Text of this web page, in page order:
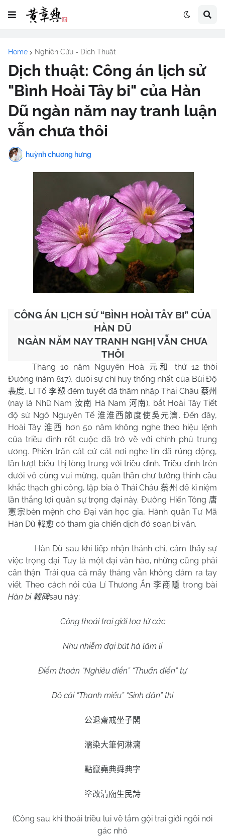
Home Nghiên Cứu - Dịch Thuật
Dịch thuật: Công án lịch sử
"Bình Hoài Tây bi" của Hàn
Dũ ngàn năm nay tranh luận
vẫn chưa thôi
huỳnh chương hưng
CÔNG ÁN LỊCH SỬ “BÌNH HOÀI TÂY BI” CỦA
HÀN DŨ
NGÀN NĂM NAY TRANH NGHỊ VẪN CHƯA
THÔI
Tháng 10 năm Nguyên Hoà 元和
thứ 12 thời
Đường (năm 817), dưới sự chỉ huy thống nhất của Bùi Độ
裴度, Lí Tố李愬 đêm tuyết đã thâm nhập Thái Châu 蔡州
(nay là Nhữ Nam 汝南 Hà Nam 河南), bắt Hoài Tây Tiết
độ sứ Ngô Nguyên Tế 淮淮西節度使吳元濟 . Đến đây,
Hoài Tây淮西 hơn 50 năm không nghe theo hiệu lệnh
của triều đình rốt cuộc đã trở về với chính phủ trung
ương. Phiên trấn cát cứ cát nơi nghe tin đã rúng động,
lần lượt biểu thị lòng trung với triều đình. Triều đình trên
dưới vô cùng vui mừng, quần thần chư tướng thỉnh cầu
khắc thạch ghi công, lập bia ở Thái Châu蔡州 để kỉ niệm
lần thắng lợi quân sự trọng đại này. Đường Hiến Tông 唐
憲宗 bèn mệnh cho Đại văn học gia, Hành quân Tư Mã
Hàn Dũ 韓愈 có tham gia chiến dịch đó soạn bi văn.
Hàn Dũ sau khi tiếp nhận thánh chỉ, cảm thấy sự
việc trọng đại. Tuy là một đại văn hào, những cũng phải
cẩn thận. Trải qua cả mấy tháng vẫn không dám ra tay
viết. Theo cách nói của Lí Thương Ẩn李商隱 trong bài
Hàn bi 韓碑sau này:
Công thoái trai giới toạ tử các
Nhu nhiễm đại bút hà lâm li
Điểm thoán “Nghiêu điển” “Thuấn điển” tự
Đồ cải “Thanh miếu” “Sinh dân” thi
公退齋戒坐子閣
濡染大筆何淋漓
點竄堯典舜典字
塗改清廟生民詩
(Công sau khi thoái triều lui về tắm gội trai giới ngồi nơi
gác nhỏ